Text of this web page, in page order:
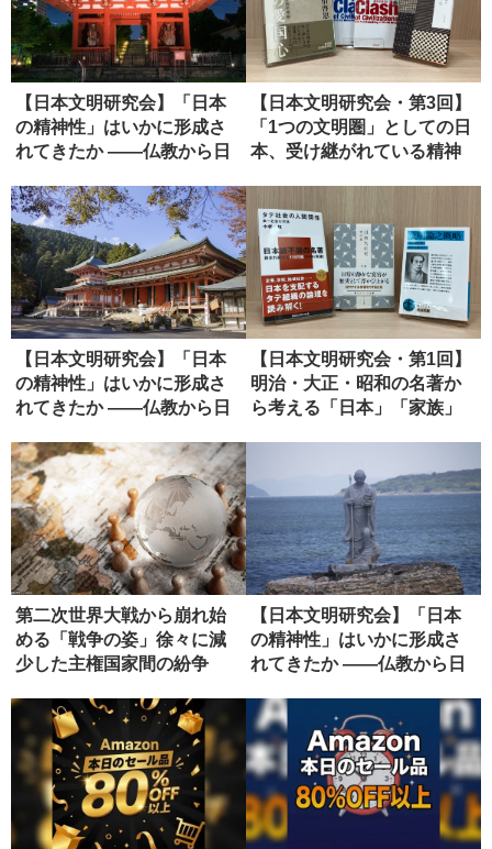
【日本文明研究会】「日本
の精神性」はいかに形成さ
れてきたか ――仏教から日
【日本文明研究会・第3回】
「1つの文明圏」としての日
本、受け継がれている精神
【日本文明研究会】「日本
の精神性」はいかに形成さ
れてきたか ――仏教から日
【日本文明研究会・第1回】
明治・大正・昭和の名著か
ら考える「日本」「家族」
第二次世界大戦から崩れ始
める「戦争の姿」徐々に減
少した主権国家間の紛争
【日本文明研究会】「日本
の精神性」はいかに形成さ
れてきたか ――仏教から日